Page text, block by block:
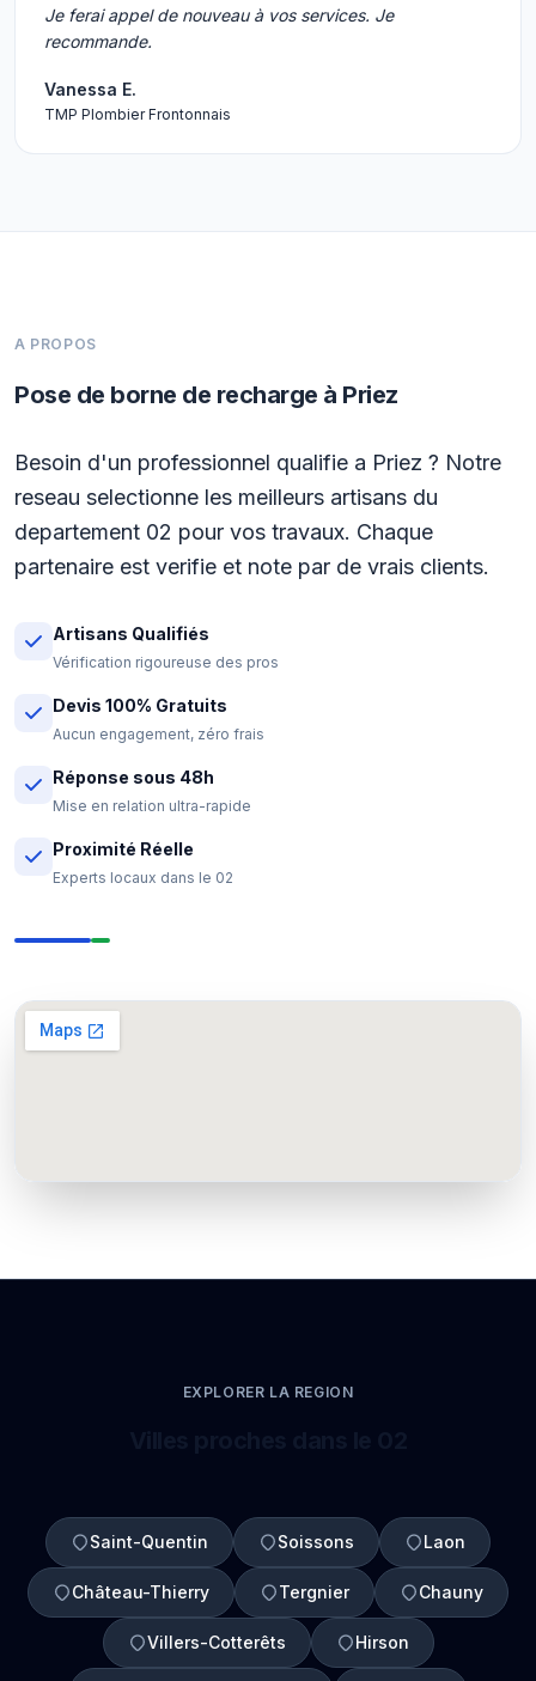
Je ferai appel de nouveau à vos services. Je
recommande.
Vanessa E.
TMP Plombier Frontonnais
A PROPOS
Pose de borne de recharge à Priez
Besoin d'un professionnel qualifie a Priez ? Notre
reseau selectionne les meilleurs artisans du
departement 02 pour vos travaux. Chaque
partenaire est verifie et note par de vrais clients.
Artisans Qualifiés
Vérification rigoureuse des pros
Devis 100% Gratuits
Aucun engagement, zéro frais
Réponse sous 48h
Mise en relation ultra-rapide
Proximité Réelle
Experts locaux dans le 02
EXPLORER LA REGION
Saint-Quentin Soissons Laon
Château-Thierry Tergnier Chauny
Villers-Cotterêts Hirson